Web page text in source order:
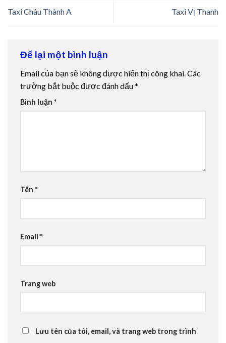
giriş
Taxi Châu Thành A Taxi Vị Thanh
Để lại một bình luận
Email của bạn sẽ không được hiển thị công khai.Các
trường bắt buộc được đánh dấu*
Bình luận *
Tên *
Email *
Trang web
Lưu tên của tôi, email, và trang web trong trình